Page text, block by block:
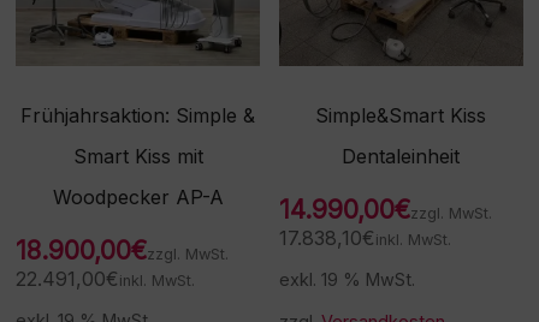
Frühjahrsaktion: Simple &
Smart Kiss mit
Woodpecker AP-A
18.900,00€zzgl. MwSt.
22.491,00€ inkl. MwSt.
Simple&Smart Kiss
Dentaleinheit
14.990,00€zzgl. MwSt.
17.838,10€ inkl. MwSt.
exkl. 19 % MwSt.